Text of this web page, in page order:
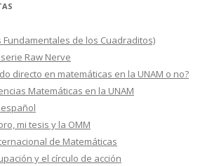
Fundamentales de los Cuadraditos)
Raw Nerve
directo en matemáticas en la UNAM o no?
Matemáticas en la UNAM
mi tesis y la OMM
de Matemáticas
y el círculo de acción